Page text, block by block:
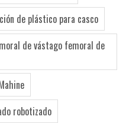
de plástico para casco
de vástago femoral de
robotizado